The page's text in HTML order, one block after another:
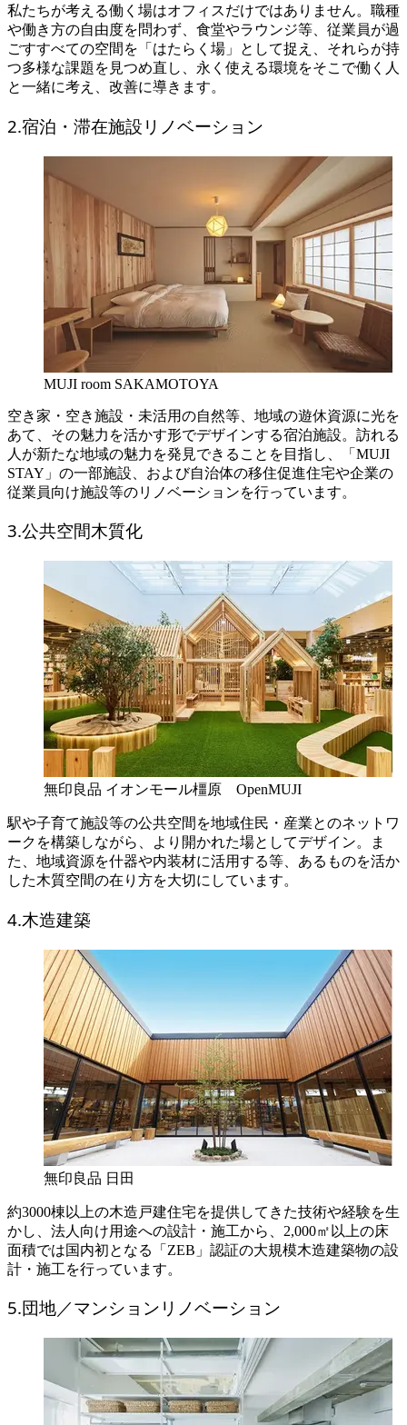
私たちが考える働く場はオフィスだけではありません。職種
や働き方の自由度を問わず、食堂やラウンジ等、従業員が過
ごすすべての空間を「はたらく場」として捉え、それらが持
つ多様な課題を見つめ直し、永く使える環境をそこで働く人
と一緒に考え、改善に導きます。
2.宿泊・滞在施設リノベーション
MUJI room SAKAMOTOYA
空き家・空き施設・未活用の自然等、地域の遊休資源に光を
あて、その魅力を活かす形でデザインする宿泊施設。訪れる
人が新たな地域の魅力を発見できることを目指し、「MUJI
STAY」の一部施設、および自治体の移住促進住宅や企業の
従業員向け施設等のリノベーションを行っています。
3.公共空間木質化
無印良品 イオンモール橿原 OpenMUJI
駅や子育て施設等の公共空間を地域住民・産業とのネットワ
ークを構築しながら、より開かれた場としてデザイン。ま
た、地域資源を什器や内装材に活用する等、あるものを活か
した木質空間の在り方を大切にしています。
4.木造建築
無印良品 日田
約3000棟以上の木造戸建住宅を提供してきた技術や経験を生
かし、法人向け用途への設計・施工から、2,000㎡以上の床
面積では国内初となる「ZEB」認証の大規模木造建築物の設
計・施工を行っています。
5.団地／マンションリノベーション